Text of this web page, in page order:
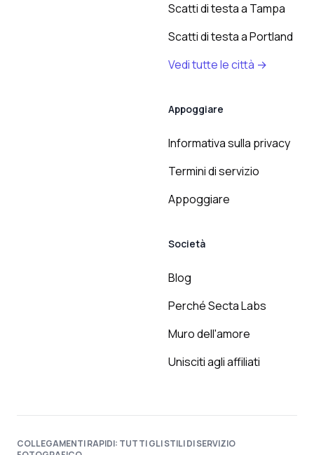
Scatti di testa a Tampa
Scatti di testa a Portland
Vedi tutte le città →
Appoggiare
Informativa sulla privacy
Termini di servizio
Appoggiare
Società
Blog
Perché Secta Labs
Muro dell'amore
Unisciti agli affiliati
COLLEGAMENTI RAPIDI: TUTTI GLI STILI DI SERVIZIO